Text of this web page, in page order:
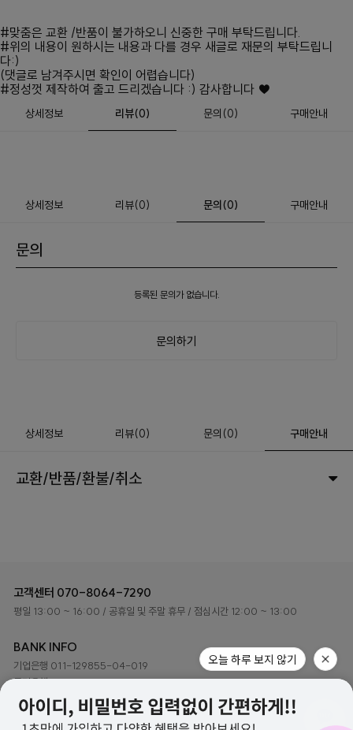
#맞춤은 교환 /반품이 불가하오니 신중한 구매 부탁드립니다.
#위의 내용이 원하시는 내용과 다를 경우 새글로 재문의 부탁드립니
다:)
(댓글로 남겨주시면 확인이 어렵습니다)
#정성껏 제작하여 출고 드리겠습니다 :) 감사합니다 ♥
상세정보 리뷰(0) 문의 (0) 구매안내
상세정보 리뷰(0) 문의(0) 구매안내
문의
등록된 문의가 없습니다.
문의하기
상세정보 리뷰(0) 문의 (0) 구매안내
교환/반품/환불/취소
고객센터 070-8064-7290
평일 13:00 ~ 16:00 / 공휴일 및 주말 휴무 / 점심시간 12:00 ~ 13:00
BANK INFO
기업은행 011-129855-04-019
국민은행 048401-04-216079
예금주 ㈜하이로이 디자인
오늘 하루 보지 않기